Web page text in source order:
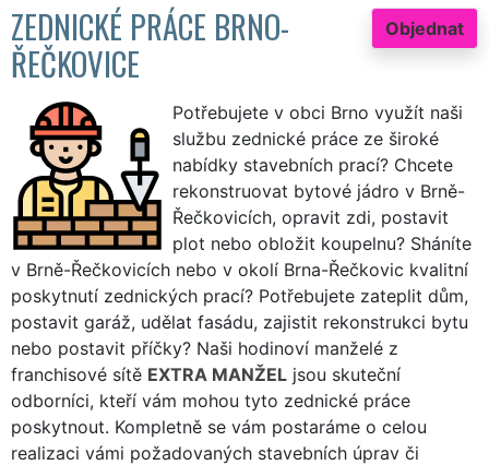
Objednat
ZEDNICKÉ PRÁCE BRNO-
ŘEČKOVICE
Potřebujete v obci Brno využít naši
službu zednické práce ze široké
nabídky stavebních prací? Chcete
rekonstruovat bytové jádro v Brně-
Řečkovicích, opravit zdi, postavit
plot nebo obložit koupelnu? Sháníte
v Brně-Řečkovicích nebo v okolí Brna-Řečkovic kvalitní
poskytnutí zednických prací? Potřebujete zateplit dům,
postavit garáž, udělat fasádu, zajistit rekonstrukci bytu
nebo postavit příčky? Naši hodinoví manželé z
franchisové sítě EXTRA MANŽEL jsou skuteční
odborníci, kteří vám mohou tyto zednické práce
poskytnout. Kompletně se vám postaráme o celou
realizaci vámi požadovaných stavebních úprav či